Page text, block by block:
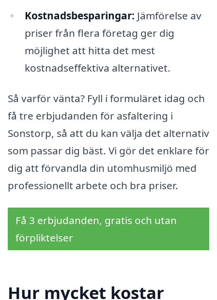
Kostnadsbesparingar: Jämförelse av
priser från flera företag ger dig
möjlighet att hitta det mest
kostnadseffektiva alternativet.
Så varför vänta? Fyll i formuläret idag och
få tre erbjudanden för asfaltering i
Sonstorp, så att du kan välja det alternativ
som passar dig bäst. Vi gör det enklare för
dig att förvandla din utomhusmiljö med
professionellt arbete och bra priser.
Få 3 erbjudanden, gratis och utan
förpliktelser
Hur mycket kostar